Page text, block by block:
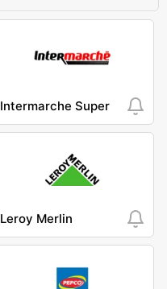
Intermarche Super
Leroy Merlin